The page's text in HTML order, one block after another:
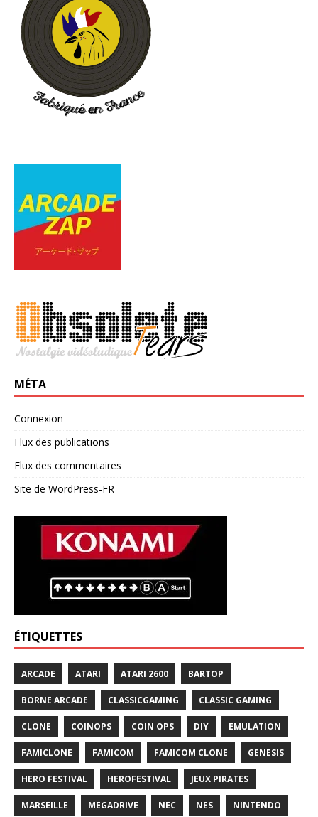
MÉTA
Connexion
Flux des publications
Flux des commentaires
Site de WordPress-FR
ÉTIQUETTES
ARCADE ATARI ATARI 2600 BARTOP
BORNE ARCADE CLASSICGAMING CLASSIC GAMING
CLONE COINOPS COIN OPS DIY EMULATION
FAMICLONE FAMICOM FAMICOM CLONE GENESIS
HERO FESTIVAL HEROFESTIVAL JEUX PIRATES
MARSEILLE MEGADRIVE NEC NES NINTENDO